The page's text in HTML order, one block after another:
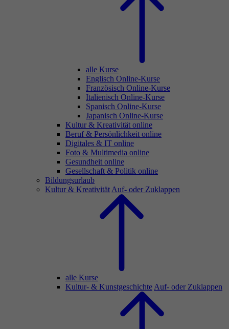
alle Kurse
Englisch Online-Kurse
Französisch Online-Kurse
Italienisch Online-Kurse
Spanisch Online-Kurse
Japanisch Online-Kurse
Kultur & Kreativität online
Beruf & Persönlichkeit online
Digitales & IT online
Foto & Multimedia online
Gesundheit online
Gesellschaft & Politik online
Bildungsurlaub
Kultur & Kreativität Auf- oder Zuklappen
alle Kurse
Kultur- & Kunstgeschichte Auf- oder Zuklappen